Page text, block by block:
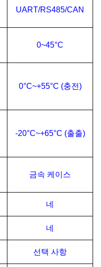
UART/RS485/CAN
0~45°C
0°C~+55°C (충전)
-20°C~+65°C (출출)
금속 케이스
네
네
선택 사항